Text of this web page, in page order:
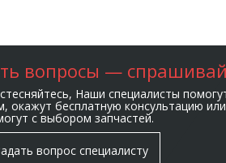
вопросы —
Наши специалисты
окажут бесплатную консультацию или
с выбором запчастей.
вопрос специалисту